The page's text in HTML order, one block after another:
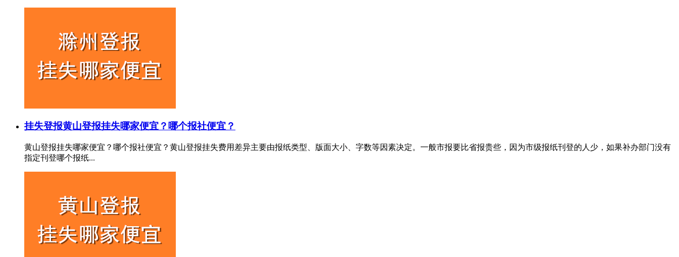
挂失登报黄山登报挂失哪家便宜？哪个报社便宜？
黄山登报挂失哪家便宜？哪个报社便宜？黄山登报挂失费用差异主要由报纸类型、版面大小、字数等因素决定。一般市报要比省报贵些，因为市级报纸刊登的人少，如果补办部门没有
指定刊登哪个报纸...